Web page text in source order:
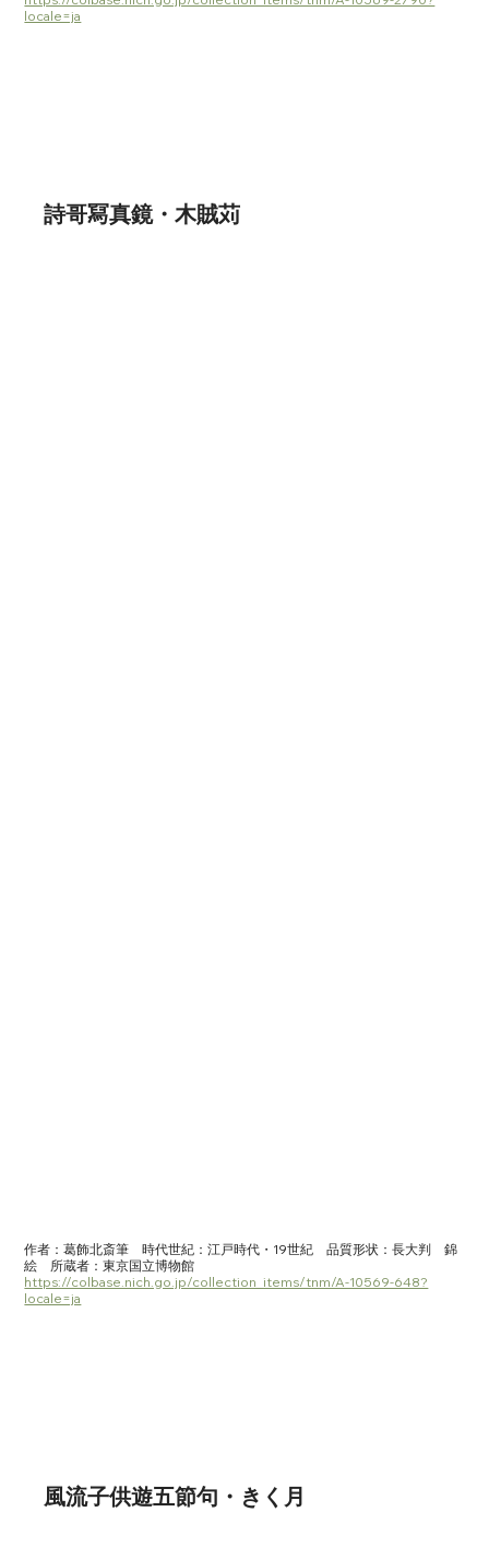
locale=ja
詩哥冩真鏡・木賊苅
作者：葛飾北斎筆　時代世紀：江戸時代・19世紀　品質形状：長大判　錦
絵　所蔵者：東京国立博物館
https://colbase.nich.go.jp/collection_items/tnm/A-10569-648?
locale=ja
風流子供遊五節句・きく月